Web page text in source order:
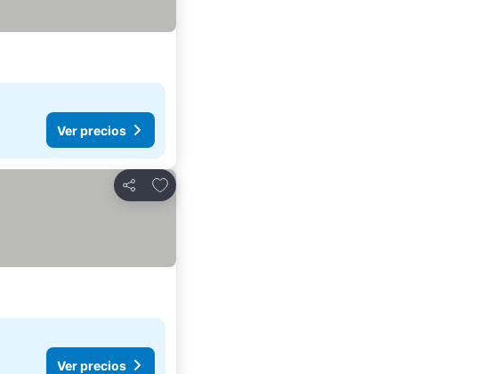
Ver precios
Compartir
Agregar a favoritos
Ver precios